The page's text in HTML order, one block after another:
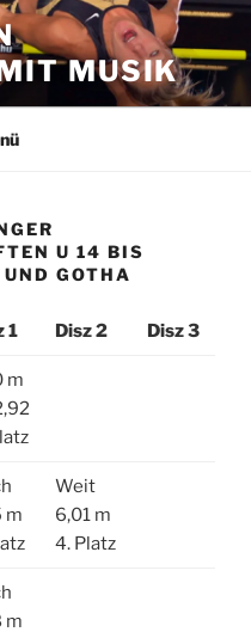
MUSIK
U 14 BIS
GOTHA
1 Disz 2 Disz 3
m
m
Weit
6,01 m
4. Platz
m